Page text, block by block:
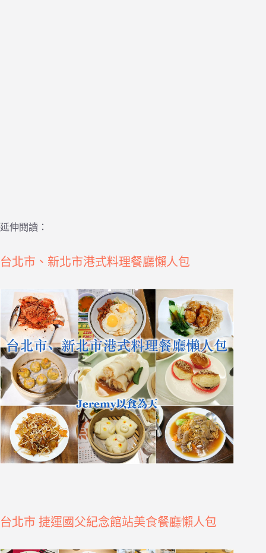
延伸閱讀：
台北市、新北市港式料理餐廳懶人包
台北市 捷運國父紀念館站美食餐廳懶人包